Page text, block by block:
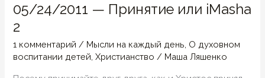
Это
нужно
ребенку…
Это
05/24/2011 — Принятие или iMasha
2
1 комментарий / Мысли на каждый день О духовном
воспитании детей ,Христианство / Маша Ляшенко